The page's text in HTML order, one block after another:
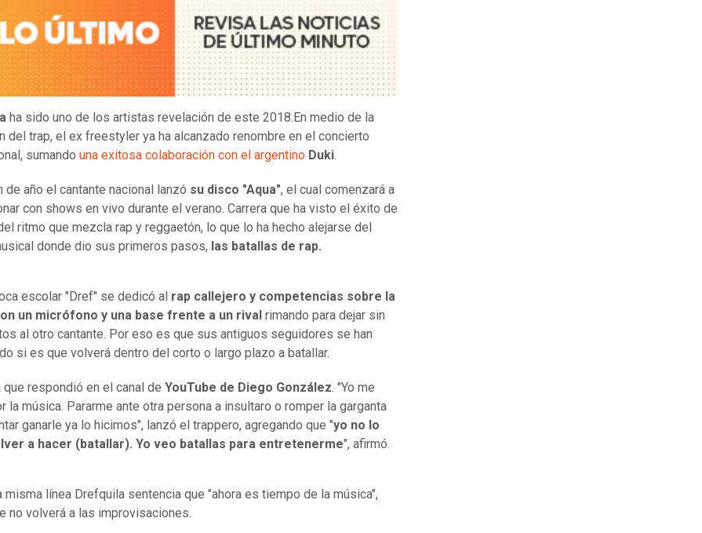
ha sido uno de los artistas revelación de este 2018.En medio de la
del trap, el ex freestyler ya ha alcanzado renombre en el concierto
sumando una exitosa colaboración con el argentino Duki.
de año el cantante nacional lanzó su disco "Aqua", el cual comenzará a
con shows en vivo durante el verano. Carrera que ha visto el éxito de
ritmo que mezcla rap y reggaetón, lo que lo ha hecho alejarse del
donde dio sus primeros pasos, las batallas de rap.
escolar "Dref" se dedicó al rap callejero y competencias sobre la
un micrófono y una base frente a un rival rimando para dejar sin
al otro cantante. Por eso es que sus antiguos seguidores se han
si es que volverá dentro del corto o largo plazo a batallar.
que respondió en el canal de YouTube de Diego González. "Yo me
la música. Pararme ante otra persona a insultaro o romper la garganta
ganarle ya lo hicimos", lanzó el trappero, agregando que "yo no lo
a hacer (batallar). Yo veo batallas para entretenerme", afirmó.
misma línea Drefquila sentencia que "ahora es tiempo de la música",
no volverá a las improvisaciones.